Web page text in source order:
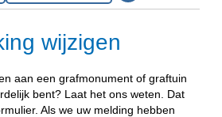
wijzigen
aan een grafmonument of graftuin
bent? Laat het ons weten. Dat
Als we uw melding hebben